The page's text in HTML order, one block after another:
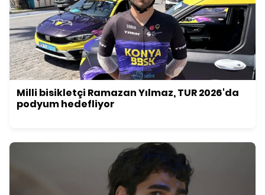
Milli bisikletçi Ramazan Yılmaz, TUR 2026'da
podyum hedefliyor